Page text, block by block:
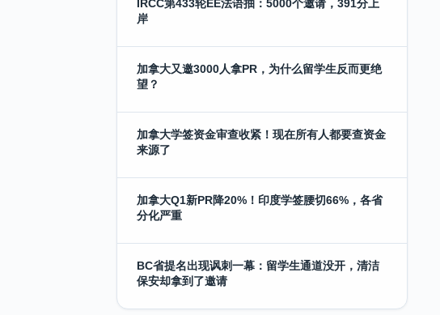
IRCC第433轮EE法语抽：5000个邀请，391分上
岸
加拿大又邀3000人拿PR，为什么留学生反而更绝
望？
加拿大学签资金审查收紧！现在所有人都要查资金
来源了
加拿大Q1新PR降20%！印度学签腰切66%，各省
分化严重
BC省提名出现讽刺一幕：留学生通道没开，清洁
保安却拿到了邀请